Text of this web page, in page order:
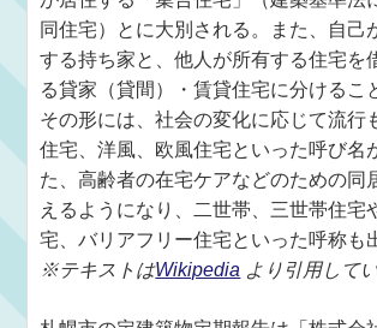
同住宅）とに大別される。また、自己
する持ち家と、他人が所有する住宅を
る貸家（貸間）・賃貸住宅に分けるこ
その形には、社会の変化に応じて流行
住宅、洋風、欧風住宅といった呼び名
た、高齢者の在宅ケアなどのための同
えるようになり、二世帯、三世帯住宅
宅、バリアフリー住宅といった呼称も
※テキストはWikipedia より引用して